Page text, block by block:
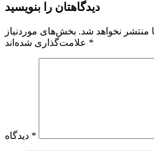
دیدگاهتان را بنویسید
منتشر نخواهد شد. بخش‌های موردنیاز
*
*